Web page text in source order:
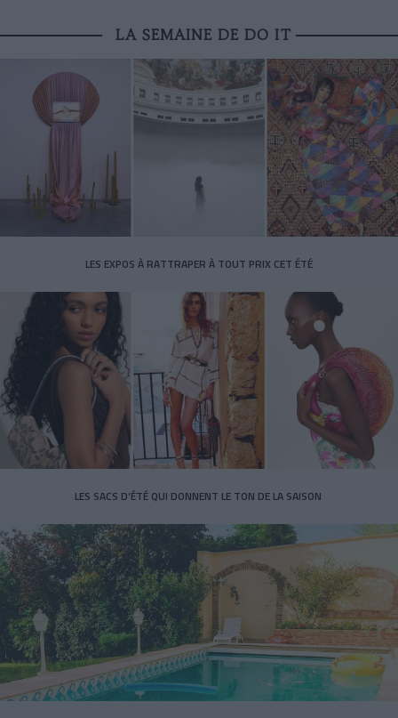
LA SEMAINE DE DO IT
LES EXPOS À RATTRAPER À TOUT PRIX CET ÉTÉ
LES SACS D’ÉTÉ QUI DONNENT LE TON DE LA SAISON